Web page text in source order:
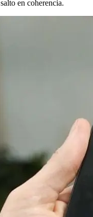
en coherencia.